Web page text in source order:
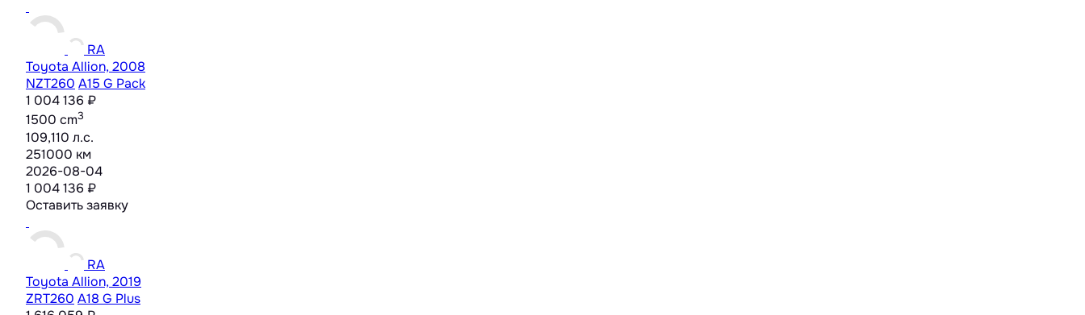
RA
Toyota Allion, 2008
NZT260 A15 G Pack
1 004 136 ₽
1500 cm3
109,110 л.с.
251000 км
2026-08-04
1 004 136 ₽
Оставить заявку
RA
Toyota Allion, 2019
ZRT260 A18 G Plus